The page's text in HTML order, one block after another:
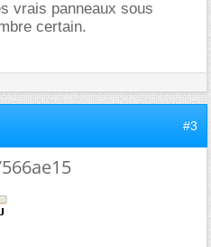
vrais panneaux sous
certain.
#3